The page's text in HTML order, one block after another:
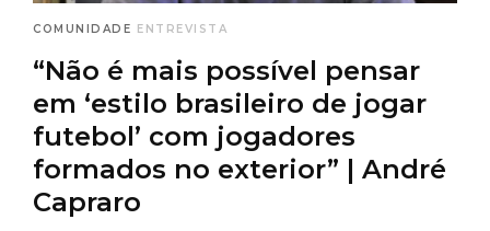
COMUNIDADE ENTREVISTA
“Não é mais possível pensar
em ‘estilo brasileiro de jogar
futebol’ com jogadores
formados no exterior” | André
Capraro